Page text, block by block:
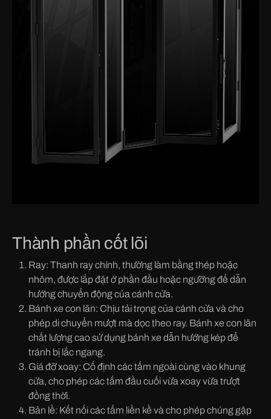
Thành phần cốt lõi
Ray: Thanh ray chính, thường làm bằng thép hoặc
nhôm, được lắp đặt ở phần đầu hoặc ngưỡng để dẫn
hướng chuyển động của cánh cửa.
Bánh xe con lăn: Chịu tải trọng của cánh cửa và cho
phép di chuyển mượt mà dọc theo ray. Bánh xe con lăn
chất lượng cao sử dụng bánh xe dẫn hướng kép để
tránh bị lắc ngang.
Giá đỡ xoay: Cố định các tấm ngoài cùng vào khung
cửa, cho phép các tấm đầu cuối vừa xoay vừa trượt
đồng thời.
Bản lề: Kết nối các tấm liền kề và cho phép chúng gập